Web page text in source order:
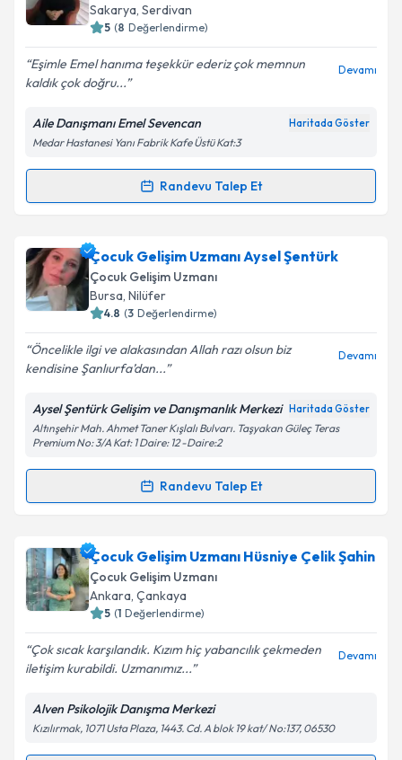
E-posta Adresiniz
Metni 'ni okudum ve kişisel verilerimin belirtilen
kapsamda işlenmesini kabul ediyorum.
Takvim Talebini Gönder
Sakarya, Serdivan
5 (8 Değerlendirme)
Eşimle Emel hanıma teşekkür ederiz çok memnun
kaldık çok doğru...
Devamı
Aile Danışmanı Emel Sevencan Haritada Göster
Medar Hastanesi Yanı Fabrik Kafe Üstü Kat:3
Randevu Talep Et
Randevu Takvimi Talebi
Aile Danışmanı Emel Sevencaniçin randevu
takvimi talebi oluşturun. Size bu uzmandan randevu
almanız için bir takvim hazırlandığında e-posta ile
bilgilendireceğiz.
E-posta Adresiniz
Kişisel verilerimin işlenmesine ilişkinAydınlatma
Metni'ni okudum ve kişisel verilerimin belirtilen
kapsamda işlenmesini kabul ediyorum.
Çocuk Gelişim Uzmanı Aysel Şentürk
Çocuk Gelişim Uzmanı
Bursa, Nilüfer
4.8 (3 Değerlendirme)
Öncelikle ilgi ve alakasından Allah razı olsun biz
kendisine Şanlıurfa’dan...
Devamı
Aysel Şentürk Gelişim ve Danışmanlık Merkezi Haritada Göster
Altınşehir Mah. Ahmet Taner Kışlalı Bulvarı. Taşyakan Güleç Teras
Premium No: 3/A Kat: 1 Daire: 12 -Daire:2
Randevu Talep Et
Randevu Takvimi Talebi
Çocuk Gelişim Uzmanı Aysel Şentürkiçin randevu
takvimi talebi oluşturun. Size bu uzmandan randevu
almanız için bir takvim hazırlandığında e-posta ile
bilgilendireceğiz.
E-posta Adresiniz
Kişisel verilerimin işlenmesine ilişkinAydınlatma
Metni'ni okudum ve kişisel verilerimin belirtilen
Çocuk Gelişim Uzmanı Hüsniye Çelik Şahin
Çocuk Gelişim Uzmanı
Ankara, Çankaya
5 (1 Değerlendirme)
Çok sıcak karşılandık. Kızım hiç yabancılık çekmeden
iletişim kurabildi. Uzmanımız...
Devamı
Alven Psikolojik Danışma Merkezi
Kızılırmak, 1071 Usta Plaza, 1443. Cd. A blok 19 kat/ No:137, 06530